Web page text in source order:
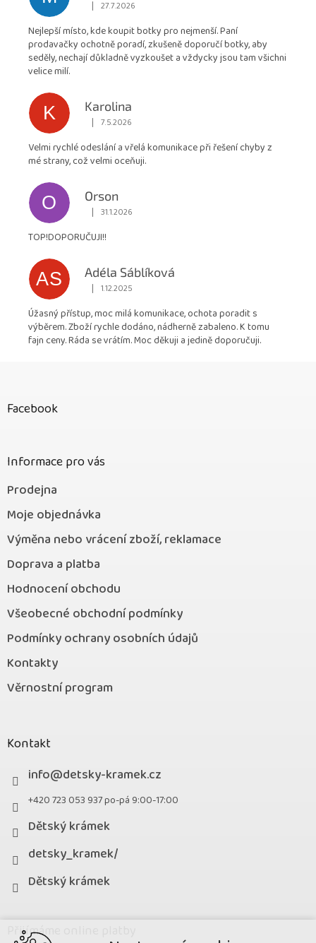
4,9
z
Hodnocení obchodu je 5 z 5 hvězdiček.
| 27.7.2026
Nejlepší místo, kde koupit botky pro nejmenší. Paní
prodavačky ochotně poradí, zkušeně doporučí botky, aby
seděly, nechají důkladně vyzkoušet a vždycky jsou tam všichni
velice milí.
K
Karolina
Hodnocení obchodu je 5 z 5 hvězdiček.
| 7.5.2026
Velmi rychlé odeslání a vřelá komunikace při řešení chyby z
mé strany, což velmi oceňuji.
O
Orson
Hodnocení obchodu je 5 z 5 hvězdiček.
| 31.1.2026
TOP!DOPORUČUJI!!
AS
Adéla Sáblíková
Hodnocení obchodu je 5 z 5 hvězdiček.
| 1.12.2025
Úžasný přístup, moc milá komunikace, ochota poradit s
výběrem. Zboží rychle dodáno, nádherně zabaleno. K tomu
fajn ceny. Ráda se vrátím. Moc děkuji a jedině doporučuji.
Facebook
Informace pro vás
Prodejna
Moje objednávka
Výměna nebo vrácení zboží, reklamace
Doprava a platba
Hodnocení obchodu
Všeobecné obchodní podmínky
Podmínky ochrany osobních údajů
Kontakty
Věrnostní program
Kontakt
info@detsky-kramek.cz
+420 723 053 937 po-pá 9:00-17:00
Dětský krámek
detsky_kramek/
Dětský krámek
Přijímáme online platby